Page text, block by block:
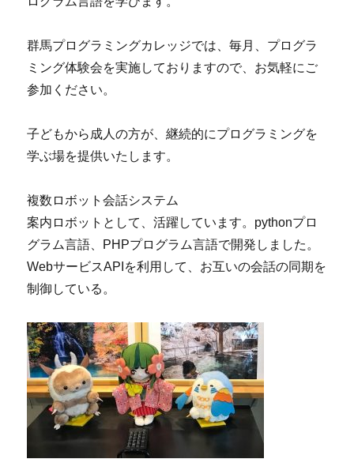
群馬プログラミングカレッジでは、毎月、プログラ
ミング体験会を実施しておりますので、お気軽にご
参加ください。
子どもから成人の方が、継続的にプログラミングを
学ぶ場を提供いたします。
複数ロボット会話システム
案内ロボットとして、活躍しています。pythonプロ
グラム言語、PHPプログラム言語で開発しました。
WebサービスAPIを利用して、お互いの会話の同期を
制御している。